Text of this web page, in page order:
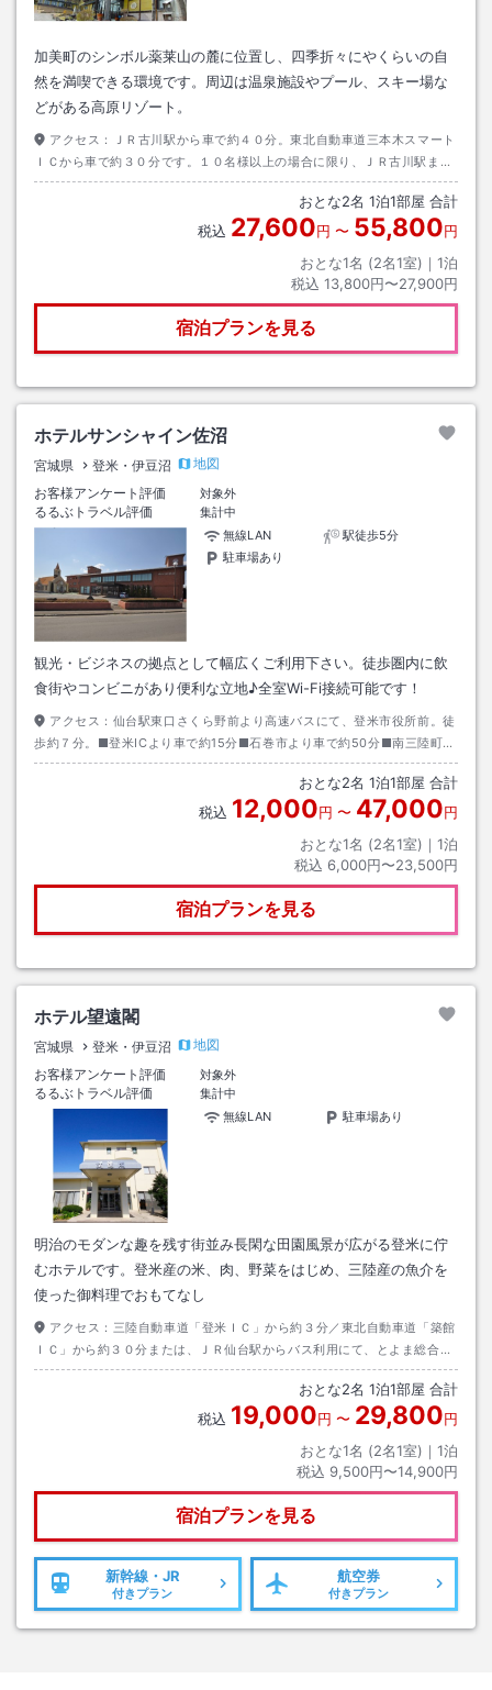
加美町のシンボル薬莱山の麓に位置し、四季折々にやくらいの自
然を満喫できる環境です。周辺は温泉施設やプール、スキー場な
どがある高原リゾート。
アクセス：
ＪＲ古川駅から車で約４０分。東北自動車道三本木スマート
ＩＣから車で約３０分です。１０名様以上の場合に限り、ＪＲ古川駅まで
の送迎が可能です（要予約）
おとな2名 1泊1部屋 合計
税込 27,600円 〜 55,800円
おとな1名 (2名1室)｜ 1泊
税込 13,800円〜27,900円
宿泊プランを見る
ホテルサンシャイン佐沼
宮城県 登米・伊豆沼
地図
お客様アンケート評価
対象外
るるぶトラベル評価
集計中
無線LAN
駅徒歩5分
駐車場あり
観光・ビジネスの拠点として幅広くご利用下さい。徒歩圏内に飲
食街やコンビニがあり便利な立地♪全室Wi-Fi接続可能です！
アクセス： 仙台駅東口さくら野前より高速バスにて、登米市役所前。徒
歩約７分。■登米ICより車で約15分■石巻市より車で約50分■南三陸町よ
り車で約45分■JR新田駅より車で約15分■くりこま高原駅より車で約20
おとな2名 1泊1部屋 合計
税込 12,000円 〜 47,000円
おとな1名 (2名1室)｜ 1泊
税込 6,000円〜23,500円
宿泊プランを見る
ホテル望遠閣
宮城県 登米・伊豆沼
地図
お客様アンケート評価
対象外
るるぶトラベル評価
集計中
無線LAN
駐車場あり
明治のモダンな趣を残す街並み長閑な田園風景が広がる登米に佇
むホテルです。登米産の米、肉、野菜をはじめ、三陸産の魚介を
使った御料理でおもてなし
アクセス： 三陸自動車道「登米ＩＣ」から約３分／東北自動車道「築館
ＩＣ」から約３０分または、ＪＲ仙台駅からバス利用にて、とよま総合支
所下車→徒歩約１５分
おとな2名 1泊1部屋 合計
税込 19,000円 〜 29,800円
おとな1名 (2名1室)｜ 1泊
税込 9,500円〜14,900円
宿泊プランを見る
新幹線・JR
付きプラン
航空券
付きプラン